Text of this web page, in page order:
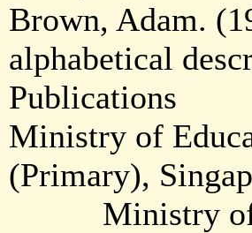
Brown, Adam.
alphabetical
Publications
Ministry of
(Primary),
Ministry of